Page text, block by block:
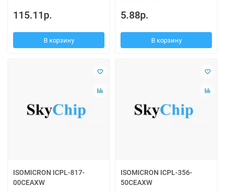
115.11р.
В корзину
5.88р.
В корзину
ISOMICRON ICPL-817-
00CEAXW
ISOMICRON ICPL-356-
50CEAXW